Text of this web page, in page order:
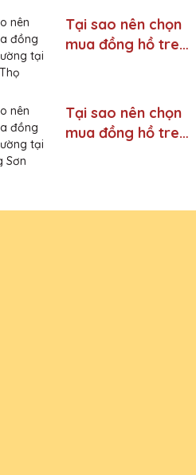
Tại sao nên chọn
mua đồng hồ treo
Tại sao nên chọn
mua đồng hồ treo